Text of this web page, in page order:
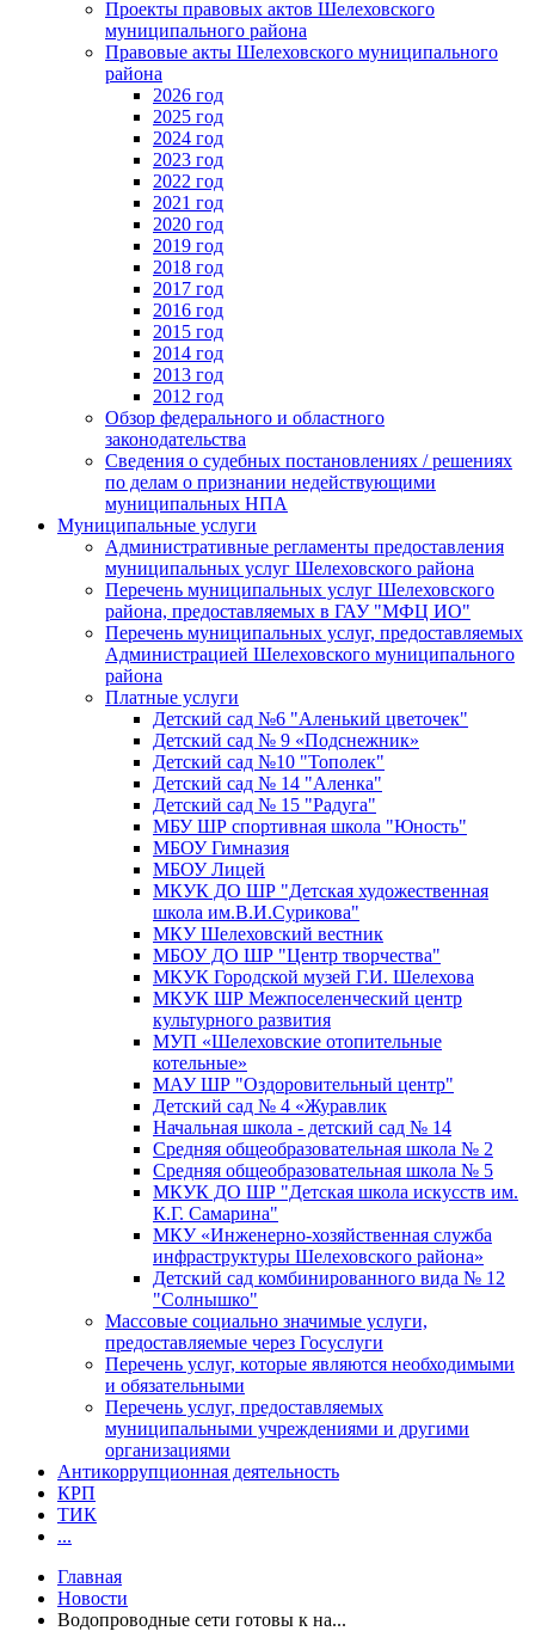
Проекты правовых актов Шелеховского
муниципального района
Правовые акты Шелеховского муниципального
района
2026 год
2025 год
2024 год
2023 год
2022 год
2021 год
2020 год
2019 год
2018 год
2017 год
2016 год
2015 год
2014 год
2013 год
2012 год
Обзор федерального и областного
законодательства
Сведения о судебных постановлениях / решениях
по делам о признании недействующими
муниципальных НПА
Муниципальные услуги
Административные регламенты предоставления
муниципальных услуг Шелеховского района
Перечень муниципальных услуг Шелеховского
района, предоставляемых в ГАУ "МФЦ ИО"
Перечень муниципальных услуг, предоставляемых
Администрацией Шелеховского муниципального
района
Платные услуги
Детский сад №6 "Аленький цветочек"
Детский сад № 9 «Подснежник»
Детский сад №10 "Тополек"
Детский сад № 14 "Аленка"
Детский сад № 15 "Радуга"
МБУ ШР спортивная школа "Юность"
МБОУ Гимназия
МБОУ Лицей
МКУК ДО ШР "Детская художественная
школа им.В.И.Сурикова"
МКУ Шелеховский вестник
МБОУ ДО ШР "Центр творчества"
МКУК Городской музей Г.И. Шелехова
МКУК ШР Межпоселенческий центр
культурного развития
МУП «Шелеховские отопительные
котельные»
МАУ ШР "Оздоровительный центр"
Детский сад № 4 «Журавлик
Начальная школа - детский сад № 14
Средняя общеобразовательная школа № 2
Средняя общеобразовательная школа № 5
МКУК ДО ШР "Детская школа искусств им.
К.Г. Самарина"
МКУ «Инженерно-хозяйственная служба
инфраструктуры Шелеховского района»
Детский сад комбинированного вида № 12
"Солнышко"
Массовые социально значимые услуги,
предоставляемые через Госуслуги
Перечень услуг, которые являются необходимыми
и обязательными
Перечень услуг, предоставляемых
муниципальными учреждениями и другими
организациями
Антикоррупционная деятельность
КРП
ТИК
...
Главная
Новости
Водопроводные сети готовы к на...